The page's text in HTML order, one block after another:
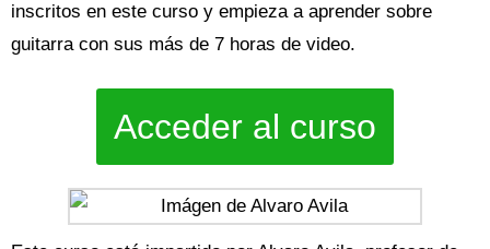
inscritos en este curso y empieza a aprender sobre
guitarra con sus más de 7 horas de video.
Acceder al curso